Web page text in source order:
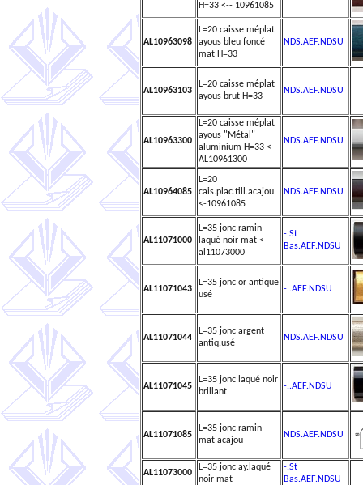
H=33 <-- 10961085
AL10963098
L=20 caisse méplat
ayous bleu foncé
mat H=33
NDS.AEF.NDSU
AL10963103
L=20 caisse méplat
ayous brut H=33
NDS.AEF.NDSU
AL10963300
L=20 caisse méplat
ayous "Métal"
aluminium H=33 <--
AL10961300
NDS.AEF.NDSU
AL10964085
L=20
cais.plac.till.acajou
<-10961085
NDS.AEF.NDSU
AL11071000
L=35 jonc ramin
laqué noir mat <--
al11073000
-.St
Bas.AEF.NDSU
AL11071043
L=35 jonc or antique
usé
-..AEF.NDSU
AL11071044
L=35 jonc argent
antiq.usé
NDS.AEF.NDSU
AL11071045
L=35 jonc laqué noir
brillant
-..AEF.NDSU
AL11071085
L=35 jonc ramin
mat acajou
NDS.AEF.NDSU
AL11073000
L=35 jonc ay.laqué
noir mat
-.St
Bas.AEF.NDSU